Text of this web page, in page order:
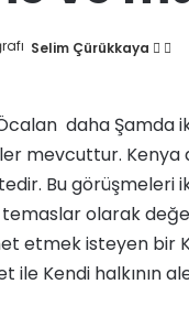
Selim Çürükkaya
F
l
o
w
o
n
e
-
p
o
a
daha Şamda
mevcuttur.
Bu görüşmeleri
temaslar olarak
etmek isteyen bir
ile Kendi halkının